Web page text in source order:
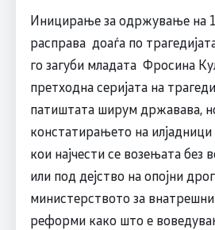
Иницирање за одржување на
расправа доаѓа по
го загуби младата Фросина
претходна серијата на
патиштата ширум државава,
констатирањето на
кои најчести се возењата без
или под дејство на опојни
министерството за внатрешни
реформи како што е